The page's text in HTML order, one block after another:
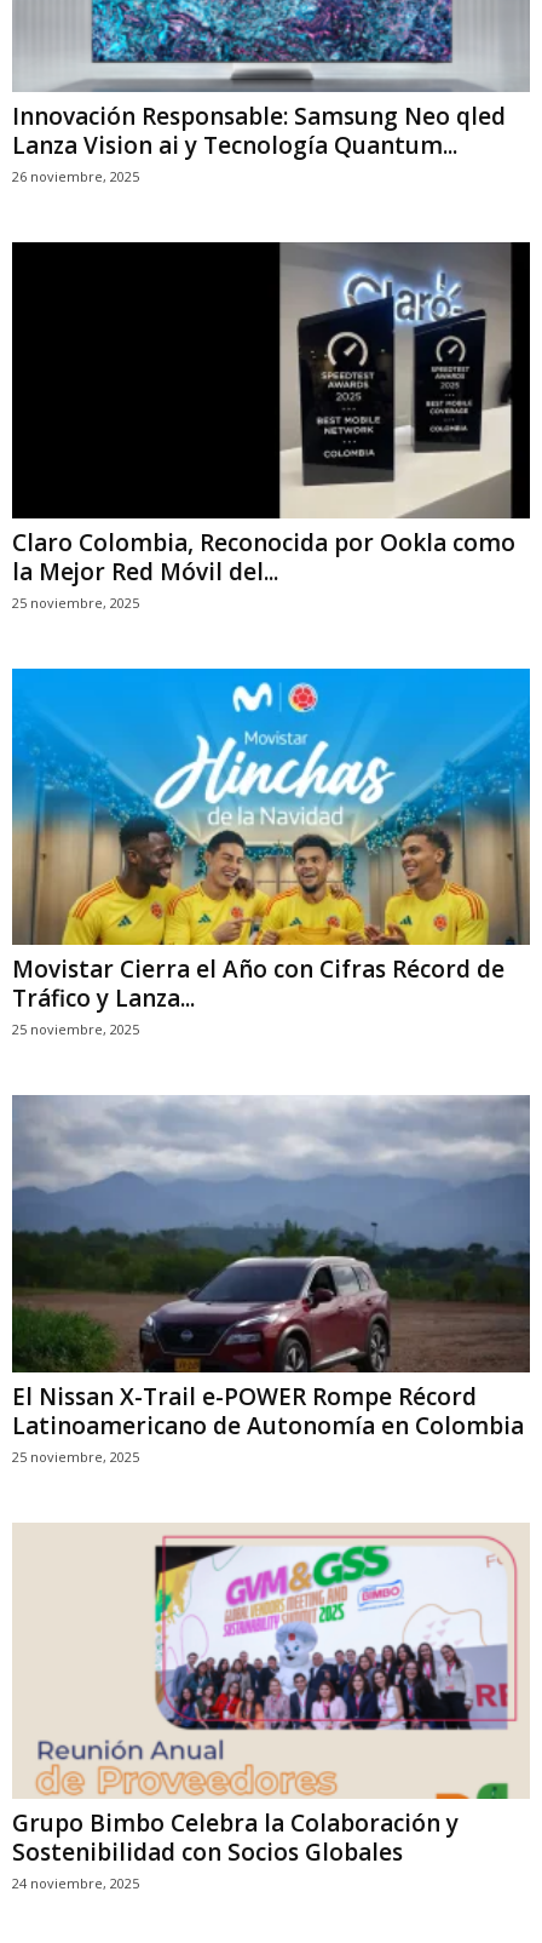
Innovación Responsable: Samsung Neo qled
Lanza Vision ai y Tecnología Quantum...
26 noviembre, 2025
Claro Colombia, Reconocida por Ookla como
la Mejor Red Móvil del...
25 noviembre, 2025
Movistar Cierra el Año con Cifras Récord de
Tráfico y Lanza...
25 noviembre, 2025
El Nissan X-Trail e-POWER Rompe Récord
Latinoamericano de Autonomía en Colombia
25 noviembre, 2025
Grupo Bimbo Celebra la Colaboración y
Sostenibilidad con Socios Globales
24 noviembre, 2025